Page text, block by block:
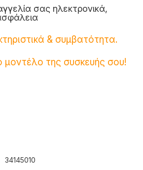
σας ηλεκτρονικά,
& συμβατότητα.
μοντέλο της συσκευής σου!
34145010